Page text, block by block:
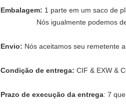
Embalagem: 1 parte em um saco de
Nós igualmente podemos
Envio: Nós aceitamos seu remetente
Condição de entrega: CIF & EXW &
Prazo de execução da entrega: 7